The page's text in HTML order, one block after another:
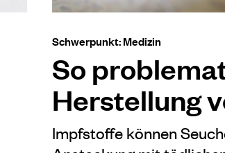
Schwerpunkt: Medizin
So
Herstellung
Impfstoffe können